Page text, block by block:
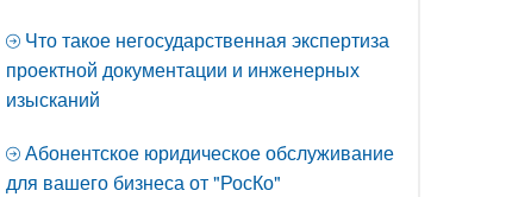
Что такое негосударственная экспертиза
проектной документации и инженерных
изысканий
Абонентское юридическое обслуживание
для вашего бизнеса от "РосКо"